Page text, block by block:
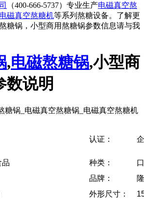
（400-666-5737）专业生产电磁真空熬
电磁真空熬糖机等系列熬糖设备。了解更
糖锅，小型商用熬糖锅参数信息请与我
,电磁熬糖锅,小型商
数说明
认证：
品 种类：
品牌：
外形尺寸：